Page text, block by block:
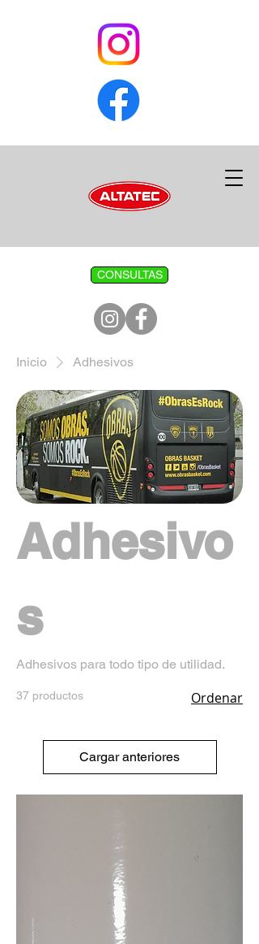
CONSULTAS
Inicio Adhesivos
Adhesivo
s
Adhesivos para todo tipo de utilidad.
37 productos Ordenar
Cargar anteriores